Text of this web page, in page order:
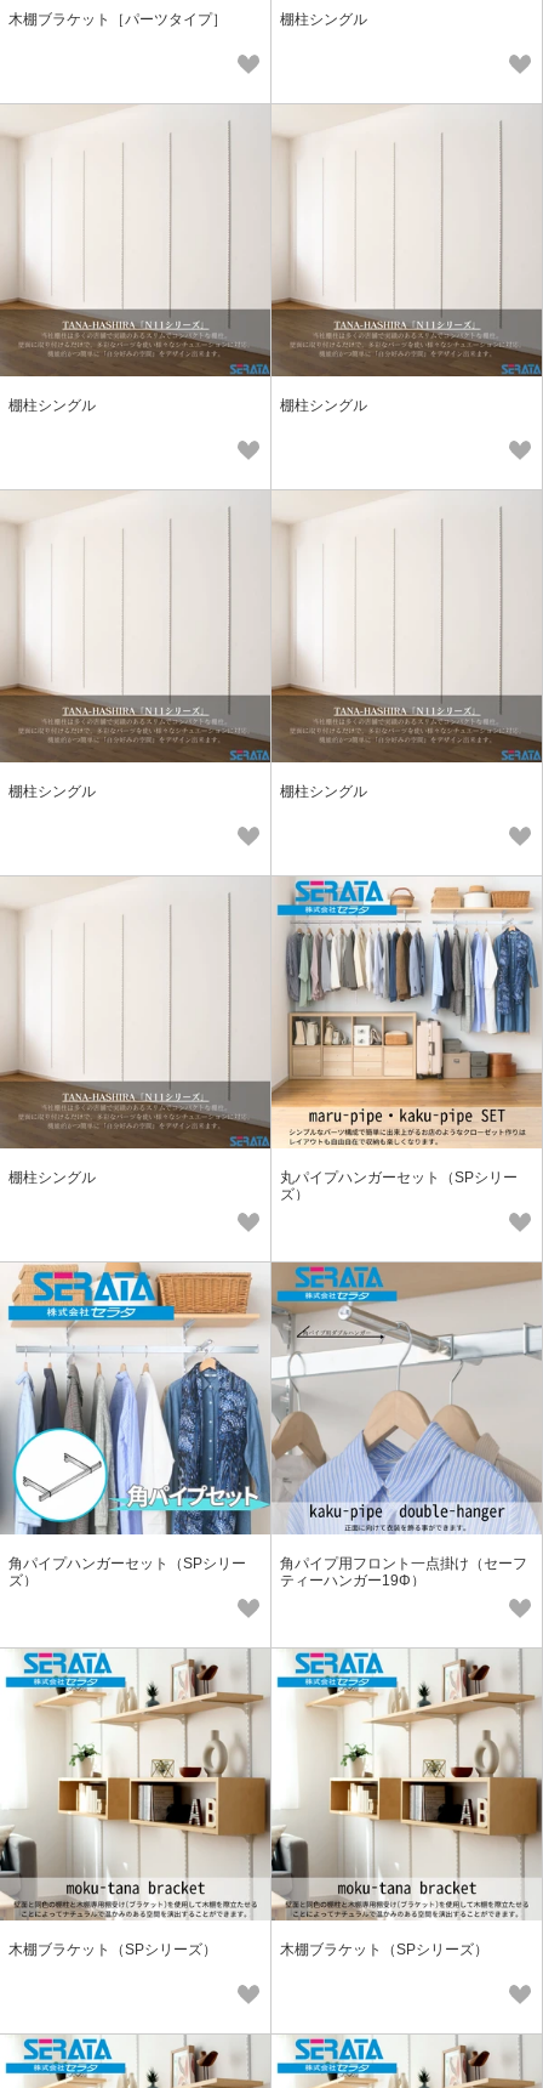
木棚ブラケット［パーツタイプ］ 棚柱シングル
棚柱シングル 棚柱シングル
棚柱シングル 棚柱シングル
棚柱シングル
丸パイプハンガーセット（SPシリー
ズ）
角パイプハンガーセット（SPシリー
ズ）
角パイプ用フロント一点掛け（セーフ
ティーハンガー19Φ）
木棚ブラケット（SPシリーズ） 木棚ブラケット（SPシリーズ）